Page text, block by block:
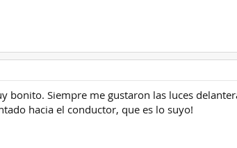
bonito. Siempre me gustaron las luces
hacia el conductor, que es lo suyo!